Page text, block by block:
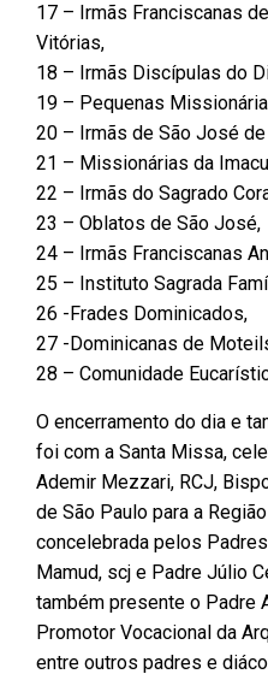
17 – Irmãs Franciscanas
Vitórias,
18 – Irmãs Discípulas do
19 – Pequenas
20 – Irmãs de São José de
21 – Missionárias da
22 – Irmãs do Sagrado
23 – Oblatos de São José,
24 – Irmãs Franciscanas
25 – Instituto Sagrada
26 -Frades Dominicados,
27 -Dominicanas de
28 – Comunidade
O encerramento do dia e
foi com a Santa Missa,
Ademir Mezzari, RCJ,
de São Paulo para a
concelebrada pelos
Mamud, scj e Padre Júlio
também presente o Padre
Promotor Vocacional da
entre outros padres e